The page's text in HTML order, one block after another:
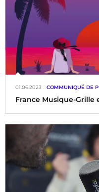
France Musique-Grille
01.06.2023 COMMUNIQUÉ DE